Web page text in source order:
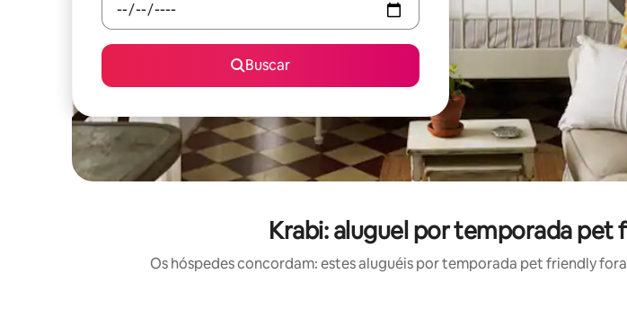
Buscar
Krabi: aluguel por temporada pet
Os hóspedes concordam: estes aluguéis por temporada pet friendly